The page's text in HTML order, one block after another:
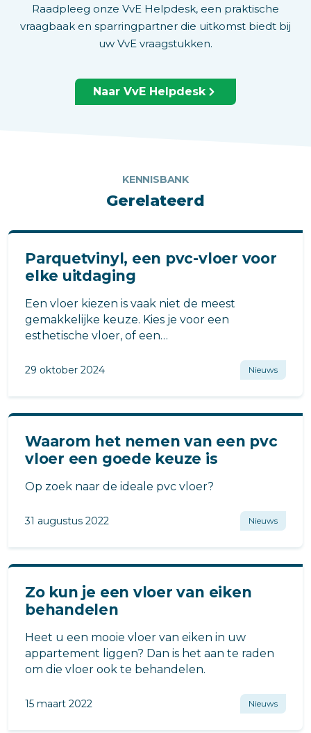
Raadpleeg onze VvE Helpdesk, een praktische
vraagbaak en sparringpartner die uitkomst biedt bij
uw VvE vraagstukken.
Naar VvE Helpdesk
KENNISBANK
Gerelateerd
Parquetvinyl, een pvc-vloer voor
elke uitdaging
Een vloer kiezen is vaak niet de meest
gemakkelijke keuze. Kies je voor een
esthetische vloer, of een
29 oktober 2024 Nieuws
Waarom het nemen van een pvc
vloer een goede keuze is
Op zoek naar de ideale pvc vloer?
31 augustus 2022 Nieuws
Zo kun je een vloer van eiken
behandelen
Heet u een mooie vloer van eiken in uw
appartement liggen? Dan is het aan te raden
om die vloer ook te behandelen.
15 maart 2022 Nieuws